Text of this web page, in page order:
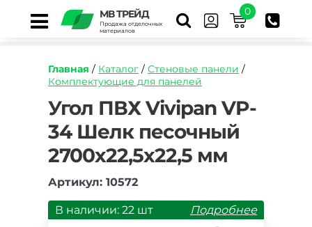
МВ ТРЕЙД
Продажа отделочных
материалов
0
Главная / Каталог / Стеновые панели /
Комплектующие для панелей
https://mvtrade.ru/images/id/normal/ugolok-
pvkh-
vivipan-
vp-
34-
pesochnyj-
mm.jpg
Угол ПВХ Vivipan VP-
34 Шелк песочный
2700х22,5х22,5 мм
Артикул: 10572
В наличии: 22 шт Подробнее